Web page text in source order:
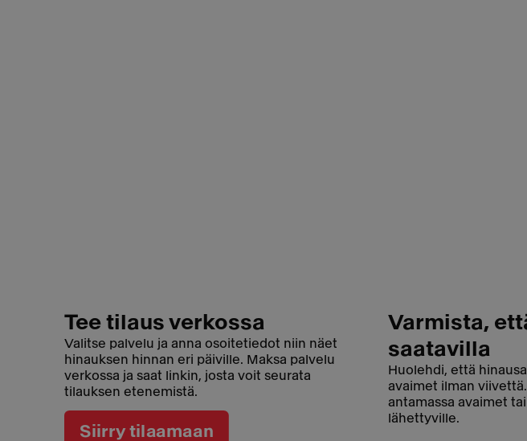
Tee tilaus verkossa
Valitse palvelu ja anna osoitetiedot niin näet
hinauksen hinnan eri päiville. Maksa palvelu
verkossa ja saat linkin, josta voit seurata
tilauksen etenemistä.
Siirry tilaamaan
Varmista,
saatavilla
Huolehdi, että
avaimet ilman
antamassa avaimet
lähettyville.